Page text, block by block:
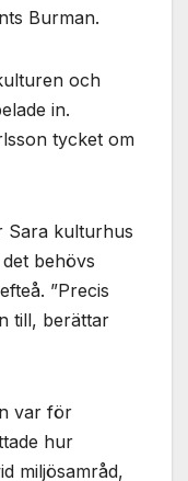
Burman.
och
in.
tycket om
Sara kulturhus
behövs
”Precis
till, berättar
var för
hur
miljösamråd,
dig av dina
och ditt
innehåll
erbjudanden.